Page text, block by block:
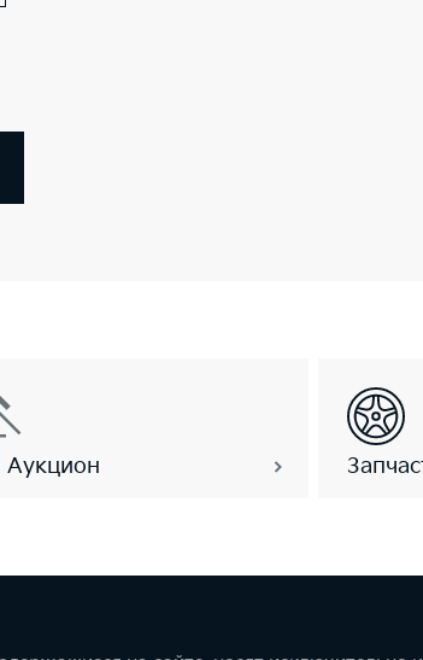
Аукцион